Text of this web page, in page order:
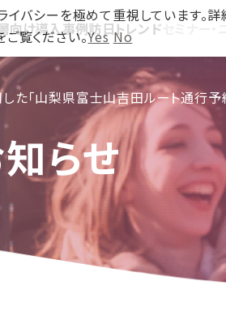
向け導入事例訪日トレンド セミナー
らせ
「山梨県富士山吉田ルート通行予
シーを極めて重視しています。
ご覧ください。Yes No